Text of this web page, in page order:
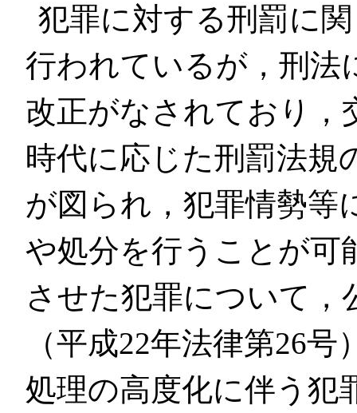
犯罪に対する刑罰に
行われているが，刑法
改正がなされており，
時代に応じた刑罰法規
が図られ，犯罪情勢等
や処分を行うことが可
させた犯罪について，
（平成22年法律第26
処理の高度化に伴う犯